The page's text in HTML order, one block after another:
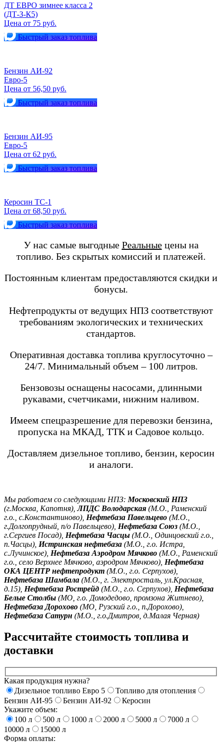
ДТ ЕВРО зимнее класса 2
(ДТ-З-К5)
Цена от 75 руб.
Быстрый заказ топлива
Бензин АИ-92
Евро-5
Цена от 56,50 руб.
Быстрый заказ топлива
Бензин АИ-95
Евро-5
Цена от 62 руб.
Быстрый заказ топлива
Керосин ТС-1
Цена от 68,50 руб.
Быстрый заказ топлива
У нас самые выгодные Реальныецены на
топливо. Без скрытых комиссий и платежей.
Постоянным клиентам предоставляются скидки и
бонусы.
Нефтепродукты от ведущих НПЗ соответствуют
требованиям экологических и технических
стандартов.
Оперативная доставка топлива круглосуточно –
24/7. Минимальный объем – 100 литров.
Бензовозы оснащены насосами, длинными
рукавами, счетчиками, нижним наливом.
Имеем спецразрешение для перевозки бензина,
пропуска на МКАД, ТТК и Садовое кольцо.
Доставляем дизельное топливо, бензин, керосин
и аналоги.
Мы работаем со следующими НПЗ: Московский НПЗ
(г.Москва, Капотня),ЛПДС Володарская (М.О., Раменский
г.о., с.Константиново), Нефтебаза Павельцево (М.О.,
г.Долгопрудный, п/о Павельцево), Нефтебаза Союз (М.О.,
г.Сергиев Посад), Нефтебаза Часцы (М.О., Одинцовский г.о.,
п.Часцы), Истринская нефтебаза (М.О., г.о. Истра,
с.Лучинское), Нефтебаза Аэродром Мячково (М.О., Раменский
г.о., село Верхнее Мячково, аэродром Мячково), Нефтебаза
ОКА ЦЕНТР нефтепродукт (М.О., г.о. Серпухов),
Нефтебаза Шамбала (М.О., г. Электросталь, ул.Красная,
д.15), Нефтебаза Рострейд (М.О., г.о. Серпухов), Нефтебаза
Белые Столбы (МО, г.о. Домодедово, промзона Житнево),
Нефтебаза Дорохово (МО, Рузский г.о., п.Дорохово),
Нефтебаза Сатурн (М.О., г.о.Дмитров, д.Малая Черная)
Рассчитайте стоимость топлива и
доставки
Какая продукция нужна?
Дизельное топливо Евро 5
Топливо для отопления
Бензин АИ-95
Бензин АИ-92
Керосин
Укажите объем:
100 л
500 л 1000 л 2000 л 5000 л
7000 л
10000 л
15000 л
Форма оплаты: